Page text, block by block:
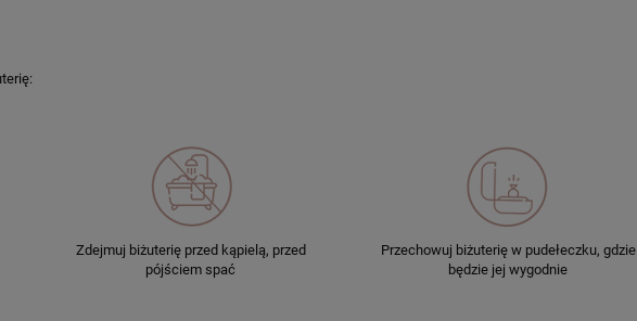
Zdejmuj biżuterię przed kąpielą, przed
pójściem spać
Przechowuj biżuterię w pudełeczku, gdzie
będzie jej wygodnie